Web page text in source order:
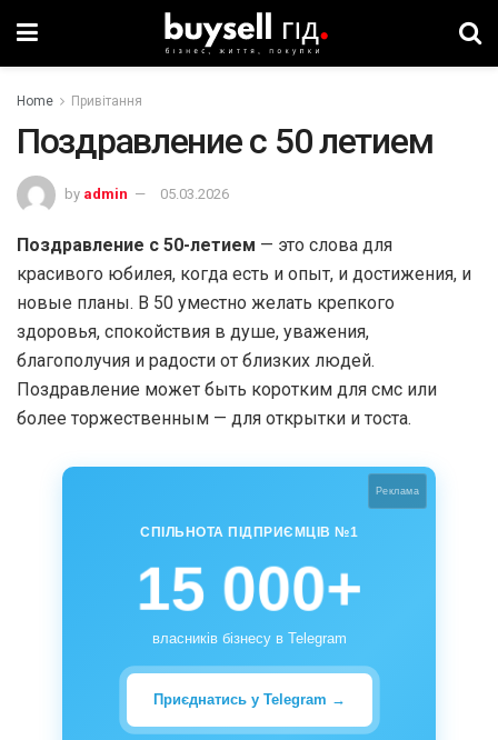
Home Привітання
Поздравление с 50 летием
by admin 05.03.2026
Поздравление с 50-летием — это слова для
красивого юбилея, когда есть и опыт, и достижения, и
новые планы. В 50 уместно желать крепкого
здоровья, спокойствия в душе, уважения,
благополучия и радости от близких людей.
Поздравление может быть коротким для смс или
более торжественным — для открытки и тоста.
Реклама
СПІЛЬНОТА ПІДПРИЄМЦІВ №1
15 000+
власників бізнесу в Telegram
Приєднатись у Telegram →